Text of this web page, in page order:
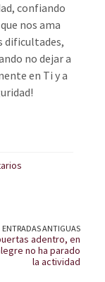
confiando
nos ama
dificultades,
no dejar a
en Ti y a
ENTRADAS ANTIGUAS
adentro, en
no ha parado
la actividad